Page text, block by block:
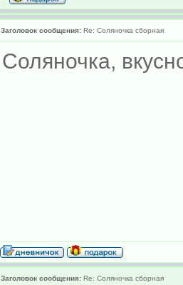
Заголовок сообщения: Re: Соляночка сборная
Соляночка,
Заголовок сообщения: Re: Соляночка сборная